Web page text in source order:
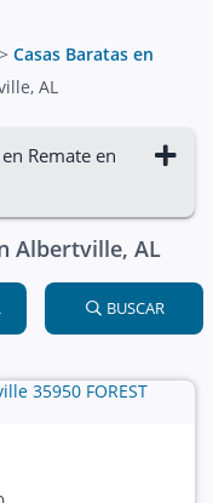
> Casas Baratas en
AL
Remate en
Albertville, AL
BUSCAR